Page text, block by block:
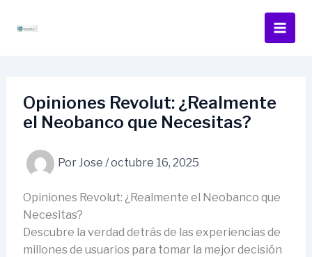
Opiniones Revolut: ¿Realmente
el Neobanco que Necesitas?
PorJose /octubre 16, 2025
Opiniones Revolut: ¿Realmente el Neobanco que
Necesitas?
Descubre la verdad detrás de las experiencias de
millones de usuarios para tomar la mejor decisión